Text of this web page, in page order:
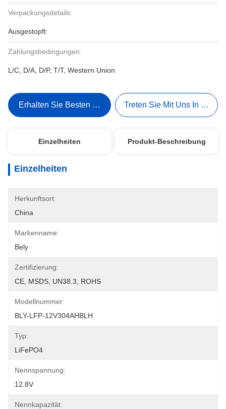
Verpackungsdetails:
Ausgestopft
Zahlungsbedingungen:
L/C, D/A, D/P, T/T, Western Union
Erhalten Sie Besten Preis Treten Sie Mit Uns In
Einzelheiten Produkt-Beschreibung
Einzelheiten
Herkunftsort:
China
Markenname:
Bely
Zertifizierung:
CE, MSDS, UN38.3, ROHS
Modellnummer:
BLY-LFP-12V304AHBLH
Typ:
LiFePO4
Nennspannung:
12.8V
Nennkapazität: